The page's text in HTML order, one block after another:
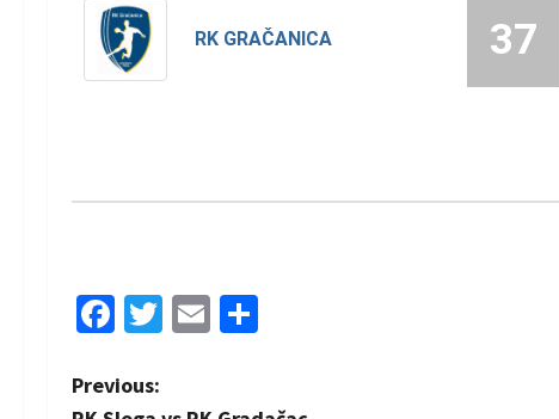
RK GRAČANICA 37
Facebook
Twitter
Email
P
Previous: